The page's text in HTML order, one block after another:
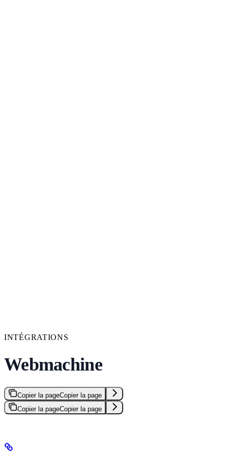
INTÉGRATIONS
Webmachine
Copier la pageCopier la page
Copier la pageCopier la page